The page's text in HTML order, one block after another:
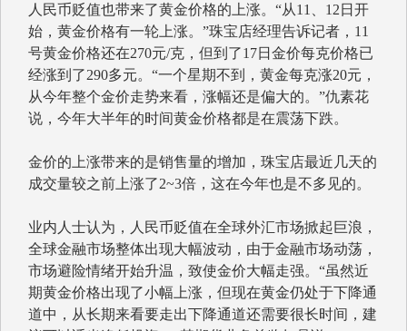
人民币贬值也带来了黄金价格的上涨。“从11、12日开
始，黄金价格有一轮上涨。”珠宝店经理告诉记者，11
号黄金价格还在270元/克，但到了17日金价每克价格已
经涨到了290多元。“一个星期不到，黄金每克涨20元，
从今年整个金价走势来看，涨幅还是偏大的。”仇素花
说，今年大半年的时间黄金价格都是在震荡下跌。
金价的上涨带来的是销售量的增加，珠宝店最近几天的
成交量较之前上涨了2~3倍，这在今年也是不多见的。
业内人士认为，人民币贬值在全球外汇市场掀起巨浪，
全球金融市场整体出现大幅波动，由于金融市场动荡，
市场避险情绪开始升温，致使金价大幅走强。“虽然近
期黄金价格出现了小幅上涨，但现在黄金仍处于下降通
道中，从长期来看要走出下降通道还需要很长时间，建